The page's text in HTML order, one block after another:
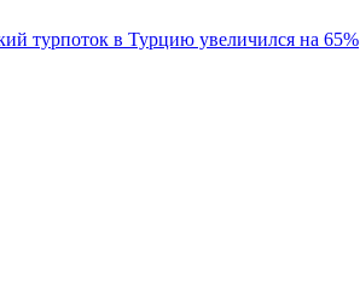
турпоток в Турцию увеличился на 65%